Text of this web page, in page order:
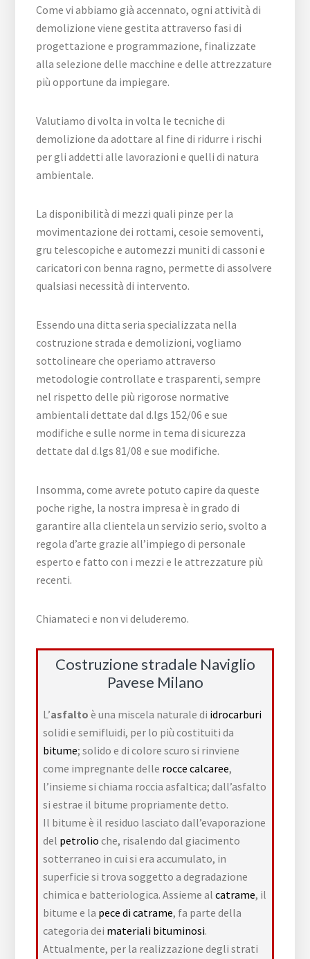
Come vi abbiamo già accennato, ogni attività di
demolizione viene gestita attraverso fasi di
progettazione e programmazione, finalizzate
alla selezione delle macchine e delle attrezzature
più opportune da impiegare.
Valutiamo di volta in volta le tecniche di
demolizione da adottare al fine di ridurre i rischi
per gli addetti alle lavorazioni e quelli di natura
ambientale.
La disponibilità di mezzi quali pinze per la
movimentazione dei rottami, cesoie semoventi,
gru telescopiche e automezzi muniti di cassoni e
caricatori con benna ragno, permette di assolvere
qualsiasi necessità di intervento.
Essendo una ditta seria specializzata nella
costruzione strada e demolizioni, vogliamo
sottolineare che operiamo attraverso
metodologie controllate e trasparenti, sempre
nel rispetto delle più rigorose normative
ambientali dettate dal d.lgs 152/06 e sue
modifiche e sulle norme in tema di sicurezza
dettate dal d.lgs 81/08 e sue modifiche.
Insomma, come avrete potuto capire da queste
poche righe, la nostra impresa è in grado di
garantire alla clientela un servizio serio, svolto a
regola d’arte grazie all’impiego di personale
esperto e fatto con i mezzi e le attrezzature più
recenti.
Chiamateci e non vi deluderemo.
Costruzione stradale Naviglio
Pavese Milano
L’asfalto è una miscela naturale di idrocarburi
solidi e semifluidi, per lo più costituiti da
bitume; solido e di colore scuro si rinviene
come impregnante delle rocce calcaree,
l’insieme si chiama roccia asfaltica; dall’asfalto
si estrae il bitume propriamente detto.
Il bitume è il residuo lasciato dall’evaporazione
del petrolio che, risalendo dal giacimento
sotterraneo in cui si era accumulato, in
superficie si trova soggetto a degradazione
chimica e batteriologica. Assieme alcatrame, il
bitume e la pece di catrame, fa parte della
categoria dei materiali bituminosi.
Attualmente, per la realizzazione degli strati